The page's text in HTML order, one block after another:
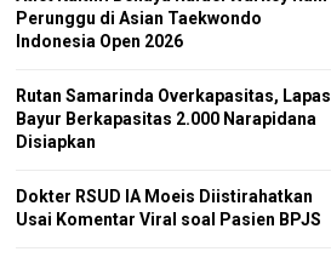
Perunggu di Asian Taekwondo
Indonesia Open 2026
Rutan Samarinda Overkapasitas, Lapas
Bayur Berkapasitas 2.000 Narapidana
Disiapkan
Dokter RSUD IA Moeis Diistirahatkan
Usai Komentar Viral soal Pasien BPJS